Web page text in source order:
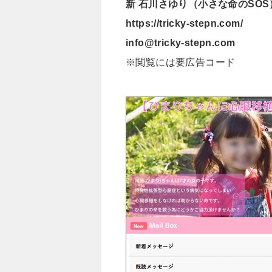
新 石川さゆり（小さな命のSOS
https://tricky-stepn.com/
info@tricky-stepn.com
※閲覧には要広告コード